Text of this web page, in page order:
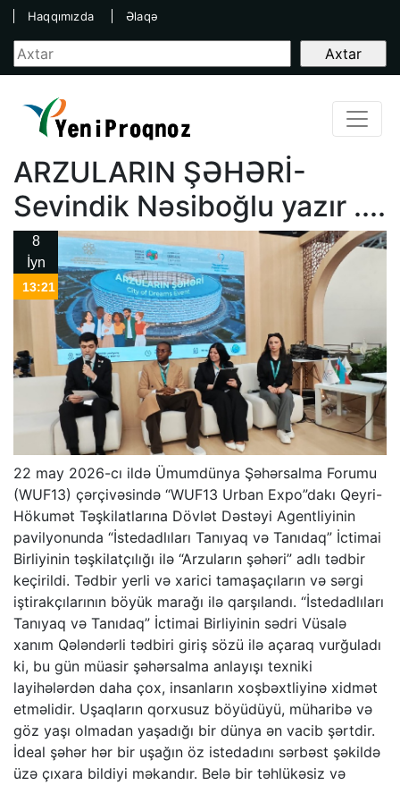
Haqqımızda Əlaqə
ARZULARIN ŞƏHƏRİ-
Sevindik Nəsiboğlu yazır ....
8
İyn
13:21
22 may 2026-cı ildə Ümumdünya Şəhərsalma Forumu
(WUF13) çərçivəsində “WUF13 Urban Expo”dakı Qeyri-
Hökumət Təşkilatlarına Dövlət Dəstəyi Agentliyinin
pavilyonunda “İstedadlıları Tanıyaq və Tanıdaq” İctimai
Birliyinin təşkilatçılığı ilə “Arzuların şəhəri” adlı tədbir
keçirildi. Tədbir yerli və xarici tamaşaçıların və sərgi
iştirakçılarının böyük marağı ilə qarşılandı. “İstedadlıları
Tanıyaq və Tanıdaq” İctimai Birliyinin sədri Vüsalə
xanım Qələndərli tədbiri giriş sözü ilə açaraq vurğuladı
ki, bu gün müasir şəhərsalma anlayışı texniki
layihələrdən daha çox, insanların xoşbəxtliyinə xidmət
etməlidir. Uşaqların qorxusuz böyüdüyü, müharibə və
göz yaşı olmadan yaşadığı bir dünya ən vacib şərtdir.
İdeal şəhər hər bir uşağın öz istedadını sərbəst şəkildə
üzə çıxara bildiyi məkandır. Belə bir təhlükəsiz və